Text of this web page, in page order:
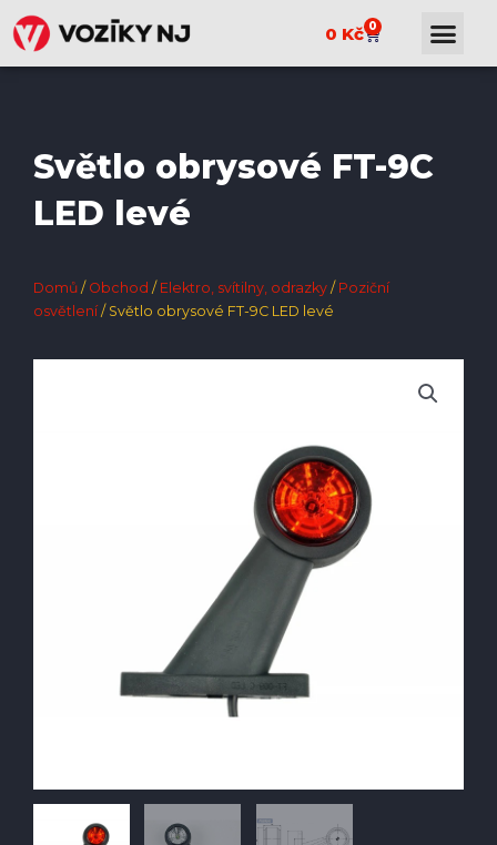
0 Kč 0
Světlo obrysové FT-9C
LED levé
Domů / Obchod / Elektro, svítilny, odrazky / Poziční
osvětlení/ Světlo obrysové FT-9C LED levé